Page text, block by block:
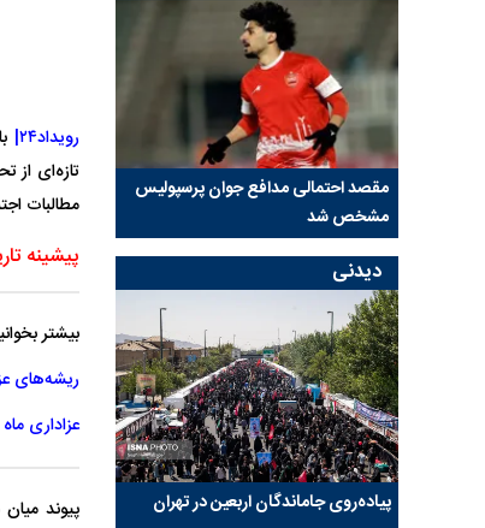
رویداد۲۴|
تازه‌ای از
مطالبات
پیشینه
بیشتر
ریشه‌های
عزاداری
پیوند
مقصد احتمالی مدافع جوان پرسپولیس
مشخص شد
استقلال
دیدنی
پیاده‌روی جاماندگان اربعین در تهران